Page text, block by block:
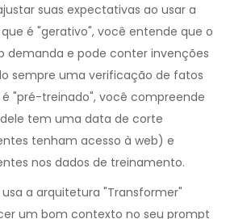
suas expectativas ao usar a
é "gerativo", você entende que o
demanda e pode conter invenções
sempre uma verificação de fatos
"pré-treinado", você compreende
tem uma data de corte
tenham acesso à web) e
nos dados de treinamento.
a arquitetura "Transformer"
um bom contexto no seu prompt